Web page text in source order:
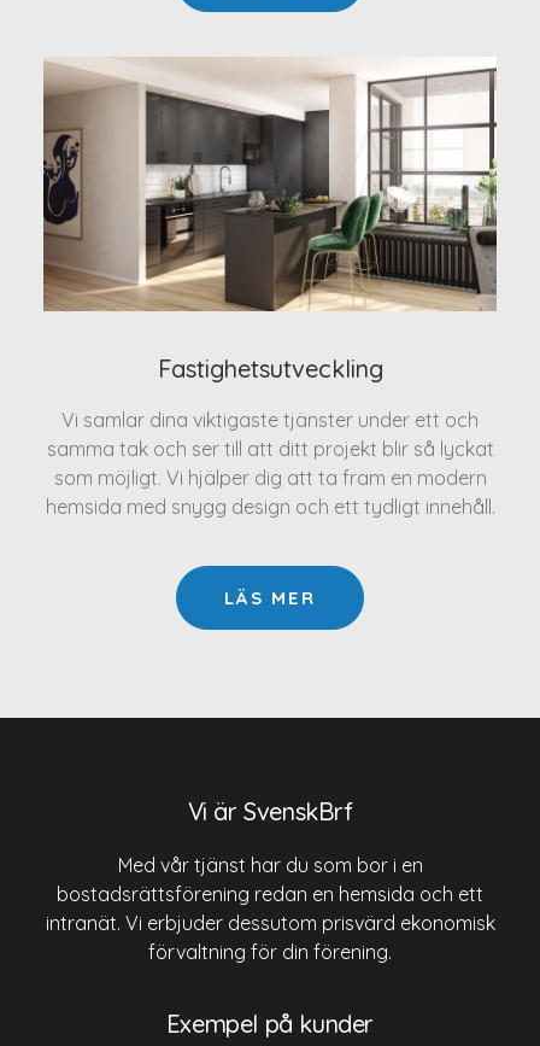
Fastighetsutveckling
Vi samlar dina viktigaste tjänster under ett och
samma tak och ser till att ditt projekt blir så lyckat
som möjligt. Vi hjälper dig att ta fram en modern
hemsida med snygg design och ett tydligt innehåll.
LÄS MER
Vi är SvenskBrf
Med vår tjänst har du som bor i en
bostadsrättsförening redan en hemsida och ett
intranät. Vi erbjuder dessutom prisvärd ekonomisk
förvaltning för din förening.
Exempel på kunder